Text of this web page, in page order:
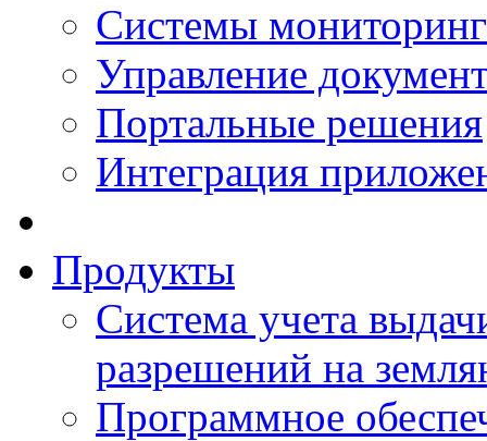
Системы
Управление
Портальные решения
Интеграция
Продукты
Система учета
разрешений на
Программное